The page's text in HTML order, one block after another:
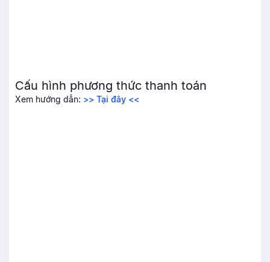
Cấu hình phương thức thanh toán
Xem hướng dẫn: >> Tại đây <<